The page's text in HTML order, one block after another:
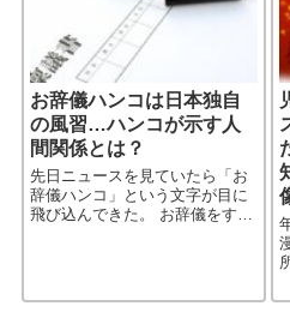
お辞儀ハンコは日本独自
の風習…ハンコが示す人
間関係とは？
先日ニュースを見ていたら「お
辞儀ハンコ」という文字が目に
飛び込んできた。 お辞儀をする